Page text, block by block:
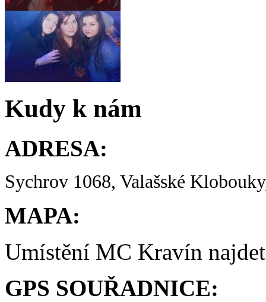
Kudy k nám
ADRESA:
Sychrov 1068, Valašské
MAPA:
Umístění MC Kravín
GPS SOUŘADNICE: